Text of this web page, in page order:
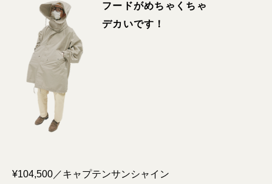
フードがめちゃくちゃ
デカいです！
¥104,500／キャプテンサンシャイン